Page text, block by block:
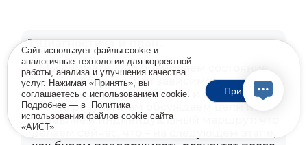
1. Диагностика и план.
Мы внимательно оцениваем состояние
здоровья, тип зависимости,
сопутствующие проблемы и мотивацию.
По результатам обсуждаем цели и
составляем индивидуальный маршрут: что
делаем сейчас, что – на следующем этапе,
Сайт использует файлы cookie и
аналогичные технологии для корректной
работы, анализа и улучшения качества
услуг. Нажимая «Принять», вы
соглашаетесь с использованием cookie.
Подробнее — в
Политика
использования файлов cookie сайта
«АИСТ»
Принять